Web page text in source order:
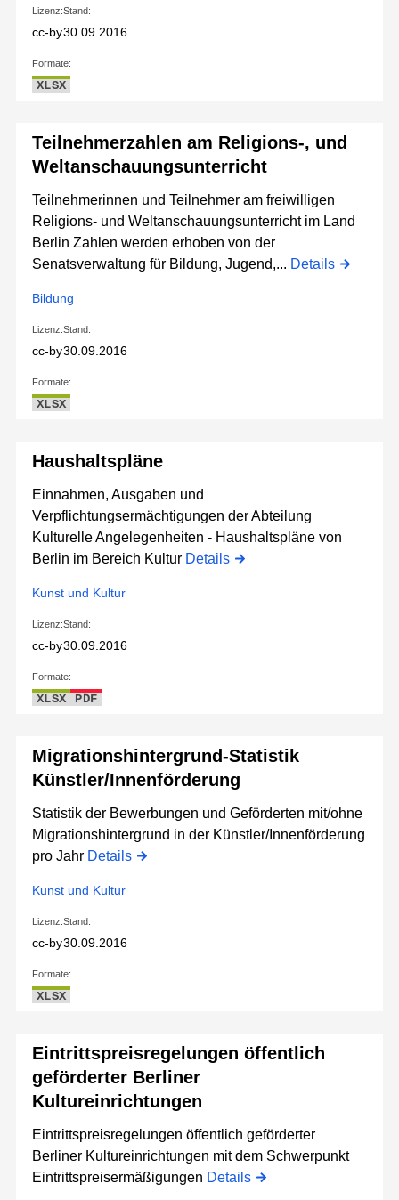
Lizenz:
cc-by
Stand:
30.09.2016
Formate:
XLSX
Teilnehmerzahlen am Religions-, und
Weltanschauungsunterricht
Teilnehmerinnen und Teilnehmer am freiwilligen
Religions- und Weltanschauungsunterricht im Land
Berlin Zahlen werden erhoben von der
Senatsverwaltung für Bildung, Jugend,... Details
Bildung
Lizenz:
cc-by
Stand:
30.09.2016
Formate:
XLSX
Haushaltspläne
Einnahmen, Ausgaben und
Verpflichtungsermächtigungen der Abteilung
Kulturelle Angelegenheiten - Haushaltspläne von
Berlin im Bereich Kultur Details
Kunst und Kultur
Lizenz:
cc-by
Stand:
30.09.2016
Formate:
XLSX PDF
Migrationshintergrund-Statistik
Künstler/Innenförderung
Statistik der Bewerbungen und Geförderten mit/ohne
Migrationshintergrund in der Künstler/Innenförderung
pro Jahr Details
Kunst und Kultur
Lizenz:
cc-by
Stand:
30.09.2016
Formate:
XLSX
Eintrittspreisregelungen öffentlich
geförderter Berliner
Kultureinrichtungen
Eintrittspreisregelungen öffentlich geförderter
Berliner Kultureinrichtungen mit dem Schwerpunkt
Eintrittspreisermäßigungen Details